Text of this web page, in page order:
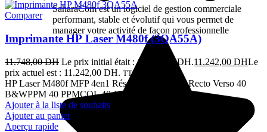
SaharaCom est un logiciel de gestion commerciale
performant, stable et évolutif qui vous permet de
manager votre activité de façon professionnelle
Comparer
Imprimante HP Laser M480f (3QA55A)
11.748,00DH Le prix initial était : 11.748,00 DH.11.242,00 DHLe
prix actuel est : 11.242,00 DH. TTC
HP Laser M480f MFP 4en1 Réseau Couleur A4 Recto Verso 40
B&WPPM 40 PPMCOL 40 12M
Ajouter à la liste de souhaits
Ajouter au panier
Aperçu rapide